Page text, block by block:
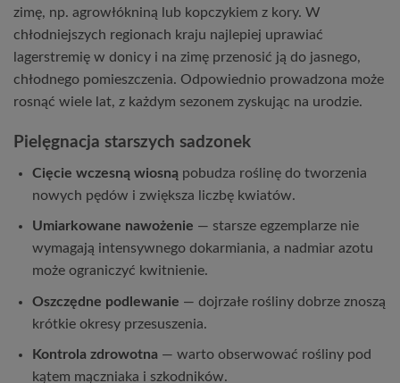
zimę, np. agrowłókniną lub kopczykiem z kory. W
chłodniejszych regionach kraju najlepiej uprawiać
lagerstremię w donicy i na zimę przenosić ją do jasnego,
chłodnego pomieszczenia. Odpowiednio prowadzona może
rosnąć wiele lat, z każdym sezonem zyskując na urodzie.
Pielęgnacja starszych sadzonek
Cięcie wczesną wiosną pobudza roślinę do tworzenia
nowych pędów i zwiększa liczbę kwiatów.
Umiarkowane nawożenie — starsze egzemplarze nie
wymagają intensywnego dokarmiania, a nadmiar azotu
może ograniczyć kwitnienie.
Oszczędne podlewanie — dojrzałe rośliny dobrze znoszą
krótkie okresy przesuszenia.
Kontrola zdrowotna — warto obserwować rośliny pod
kątem mączniaka i szkodników.